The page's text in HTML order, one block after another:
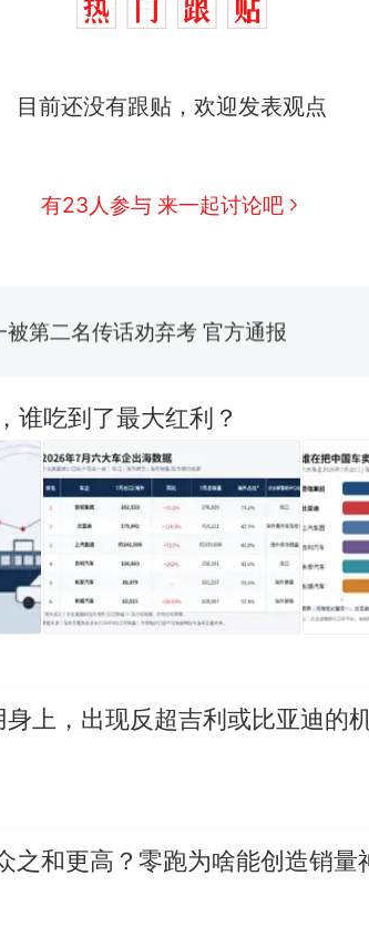
目前还没有跟贴，欢迎发表观点
有23人参与 来一起讨论吧
厨“全国小炒肉大王”称号，仅凭视频评
被第二名传话劝弃考 官方通报
立调查组全面核查
豚"中心附近最大风力已达15级 最新
在床头放菜刀的女孩，因老师一句“跟
谁吃到了最大红利？
上，出现反超吉利或比亚迪的
之和更高？零跑为啥能创造销量